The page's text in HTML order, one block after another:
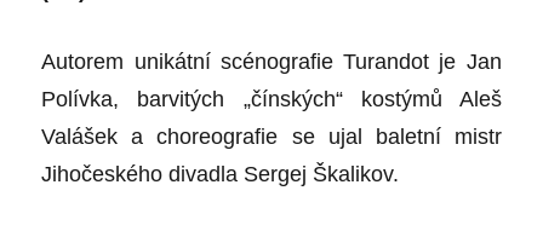
Autorem unikátní scénografie Turandot je Jan
Polívka, barvitých „čínských“ kostýmů Aleš
Valášek a choreografie se ujal baletní mistr
Jihočeského divadla Sergej Škalikov.